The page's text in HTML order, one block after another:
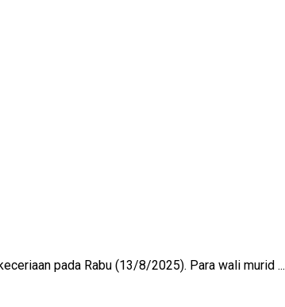
pada Rabu (13/8/2025). Para wali murid ...